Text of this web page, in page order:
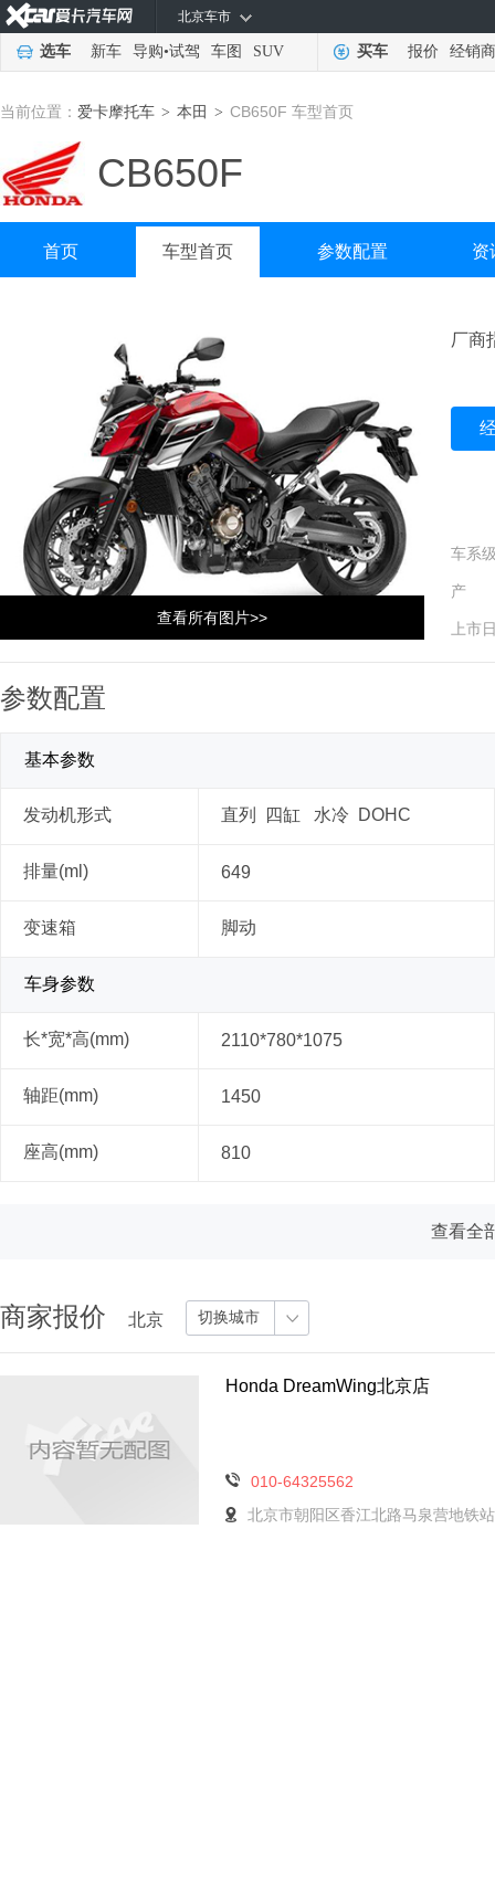
北京车市
选车 新车 导购•试驾 车图 SUV 买车 报价 经销商
当前位置： 爱卡摩托车 > 本田 > CB650F 车型首页
CB650F
首页 车型首页 参数配置 资
查看所有图片>>
厂商
车系
产
上市
参数配置
基本参数
发动机形式 直列 四缸 水冷 DOHC
排量(ml) 649
变速箱 脚动
车身参数
长*宽*高(mm) 2110*780*1075
轴距(mm) 1450
座高(mm) 810
查看全
商家报价 北京 切换城市
Honda DreamWing北京店
010-64325562
北京市朝阳区香江北路马泉营地铁